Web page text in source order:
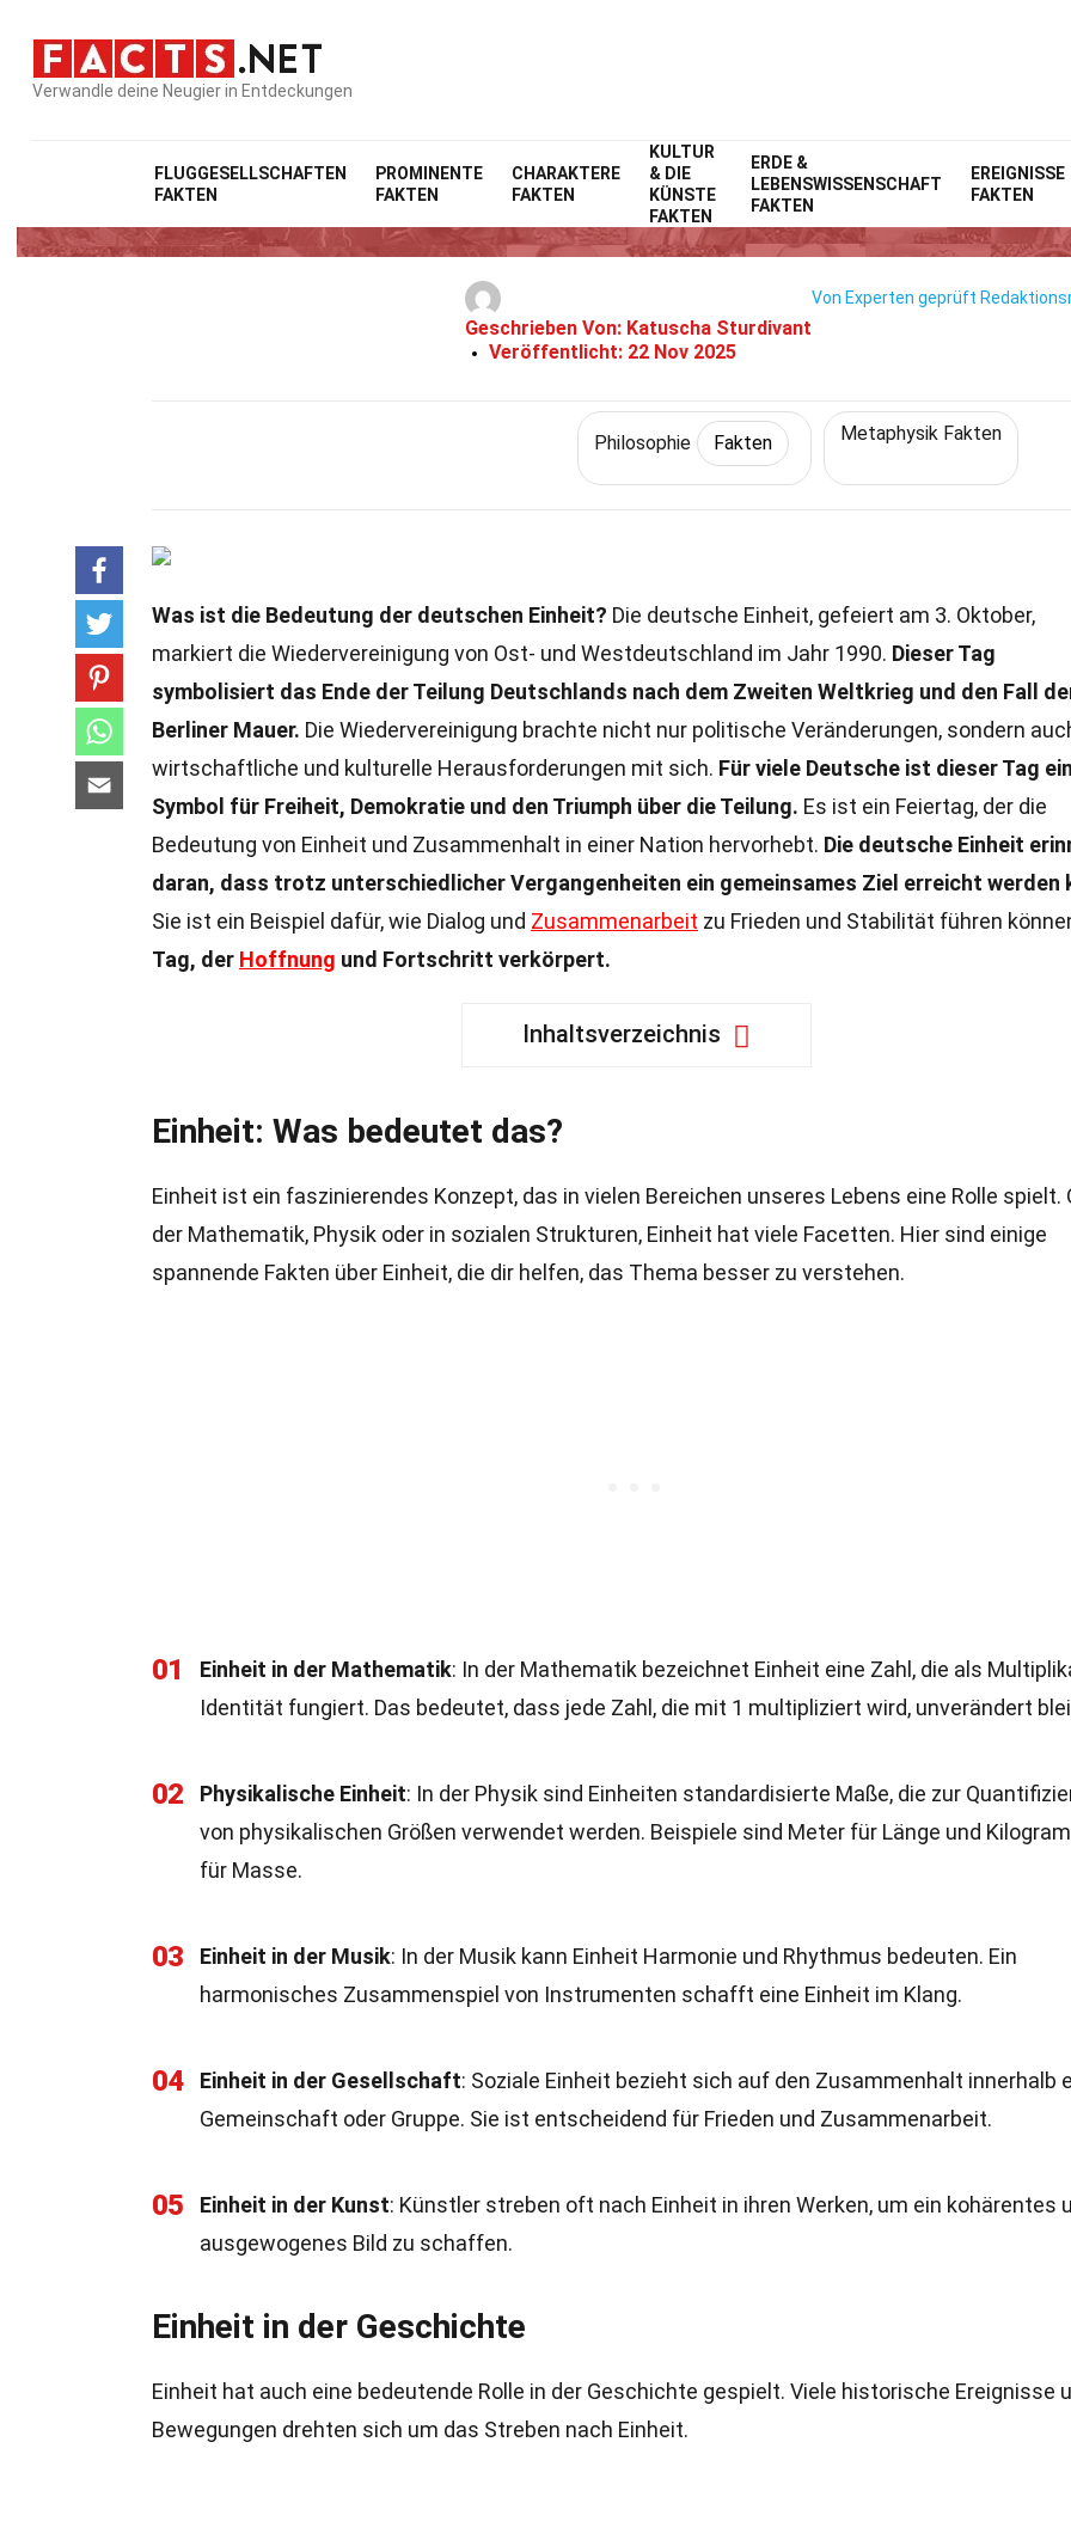
Verwandle deine Neugier in Entdeckungen
FLUGGESELLSCHAFTEN
FAKTEN
PROMINENTE
FAKTEN
CHARAKTERE
FAKTEN
KULTUR
& DIE
KÜNSTE
FAKTEN
ERDE &
LEBENSWISSENSCHAFT
FAKTEN
EREIGNISSE
FAKTEN
Home Philosophie & Denken PhilosophieFakten
25 Fakten Über Einheit
Geschrieben Von: Katuscha Sturdivant
Veröffentlicht: 22 Nov 2025
Von Experten geprüft
Philosophie Fakten Metaphysik Fakten
Was ist die Bedeutung der deutschen Einheit? Die deutsche Einheit, gefeiert am 3. Oktober,
markiert die Wiedervereinigung von Ost- und Westdeutschland im Jahr 1990. Dieser Tag
symbolisiert das Ende der Teilung Deutschlands nach dem Zweiten Weltkrieg und den Fall
Berliner Mauer. Die Wiedervereinigung brachte nicht nur politische Veränderungen, sondern
wirtschaftliche und kulturelle Herausforderungen mit sich. Für viele Deutsche ist dieser Tag
Symbol für Freiheit, Demokratie und den Triumph über die Teilung. Es ist ein Feiertag, der die
Bedeutung von Einheit und Zusammenhalt in einer Nation hervorhebt. Die deutsche Einheit
daran, dass trotz unterschiedlicher Vergangenheiten ein gemeinsames Ziel erreicht werden
Sie ist ein Beispiel dafür, wie Dialog und Zusammenarbeit zu Frieden und Stabilität führen
Tag, der Hoffnung und Fortschritt verkörpert.
Inhaltsverzeichnis
Einheit: Was bedeutet das?
Einheit ist ein faszinierendes Konzept, das in vielen Bereichen unseres Lebens eine Rolle spielt.
der Mathematik, Physik oder in sozialen Strukturen, Einheit hat viele Facetten. Hier sind einige
spannende Fakten über Einheit, die dir helfen, das Thema besser zu verstehen.
01 Einheit in der Mathematik: In der Mathematik bezeichnet Einheit eine Zahl, die als
Identität fungiert. Das bedeutet, dass jede Zahl, die mit 1 multipliziert wird, unverändert
02 Physikalische Einheit: In der Physik sind Einheiten standardisierte Maße, die zur
von physikalischen Größen verwendet werden. Beispiele sind Meter für Länge und
für Masse.
03 Einheit in der Musik: In der Musik kann Einheit Harmonie und Rhythmus bedeuten. Ein
harmonisches Zusammenspiel von Instrumenten schafft eine Einheit im Klang.
04 Einheit in der Gesellschaft: Soziale Einheit bezieht sich auf den Zusammenhalt innerhalb
Gemeinschaft oder Gruppe. Sie ist entscheidend für Frieden und Zusammenarbeit.
05 Einheit in der Kunst: Künstler streben oft nach Einheit in ihren Werken, um ein kohärentes
ausgewogenes Bild zu schaffen.
Einheit in der Geschichte
Einheit hat auch eine bedeutende Rolle in der Geschichte gespielt. Viele historische Ereignisse
Bewegungen drehten sich um das Streben nach Einheit.